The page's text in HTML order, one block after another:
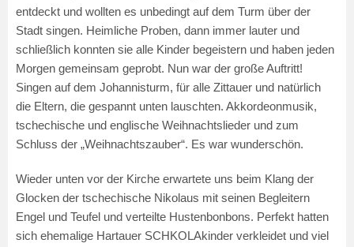
entdeckt und wollten es unbedingt auf dem Turm über der
Stadt singen. Heimliche Proben, dann immer lauter und
schließlich konnten sie alle Kinder begeistern und haben jeden
Morgen gemeinsam geprobt. Nun war der große Auftritt!
Singen auf dem Johannisturm, für alle Zittauer und natürlich
die Eltern, die gespannt unten lauschten. Akkordeonmusik,
tschechische und englische Weihnachtslieder und zum
Schluss der „Weihnachtszauber“. Es war wunderschön.
Wieder unten vor der Kirche erwartete uns beim Klang der
Glocken der tschechische Nikolaus mit seinen Begleitern
Engel und Teufel und verteilte Hustenbonbons. Perfekt hatten
sich ehemalige Hartauer SCHKOLAkinder verkleidet und viel